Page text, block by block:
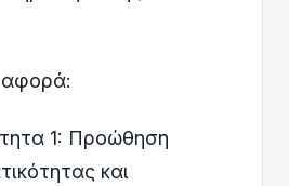
αφορά:
1: Προώθηση
και